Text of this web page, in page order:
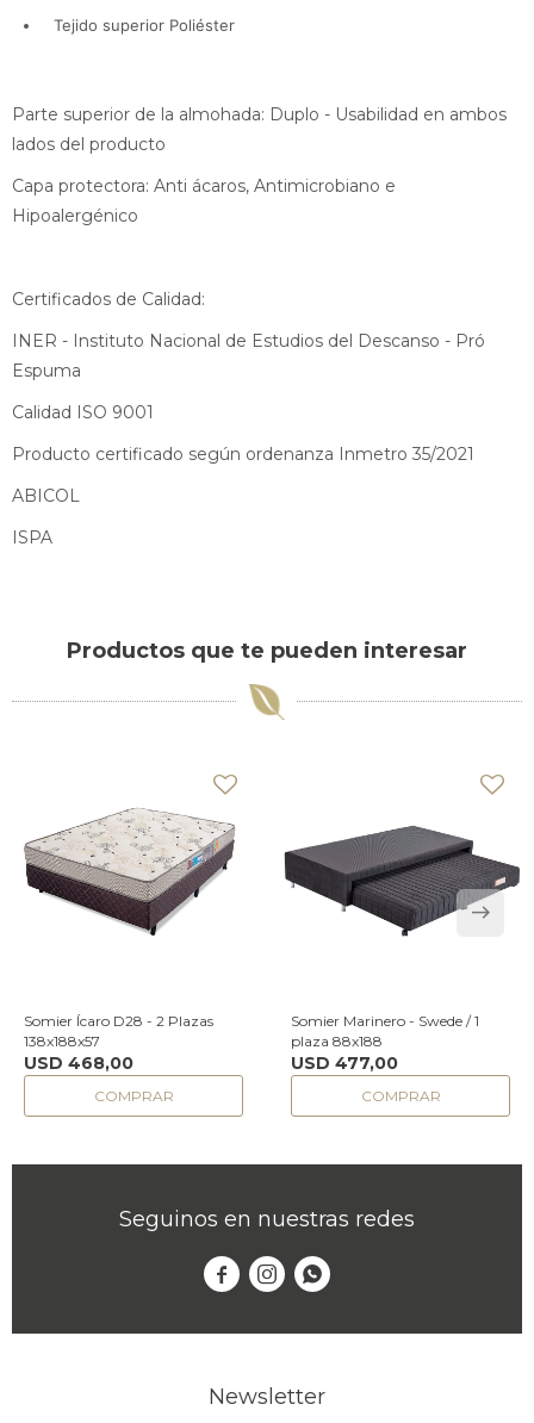
Tejido superior Poliéster
Parte superior de la almohada: Duplo - Usabilidad en ambos
lados del producto
Capa protectora: Anti ácaros, Antimicrobiano e
Hipoalergénico
Certificados de Calidad:
INER - Instituto Nacional de Estudios del Descanso - Pró
Espuma
Calidad ISO 9001
Producto certificado según ordenanza Inmetro 35/2021
ABICOL
ISPA
Productos que te pueden interesar
Somier Ícaro D28 - 2 Plazas
138x188x57
USD 468,00
Somier Marinero - Swede / 1
plaza 88x188
USD 477,00
Seguinos en nuestras redes
  
Newsletter